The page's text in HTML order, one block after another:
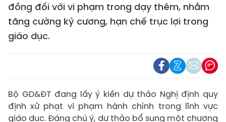
đồng đối với vi phạm trong dạy thêm, nhằm
tăng cường kỷ cương, hạn chế trục lợi trong
giáo dục.
Bộ GD&ĐT đang lấy ý kiến dự thảo Nghị định quy
định xử phạt vi phạm hành chính trong lĩnh vực
giáo dục. Đáng chú ý, dự thảo bổ sung một chương